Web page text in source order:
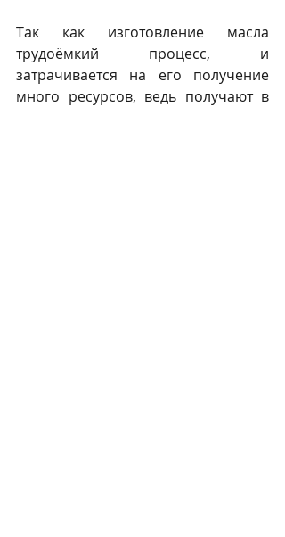
Так как изготовление масла
трудоёмкий процесс, и
затрачивается на его получение
много ресурсов, ведь получают в